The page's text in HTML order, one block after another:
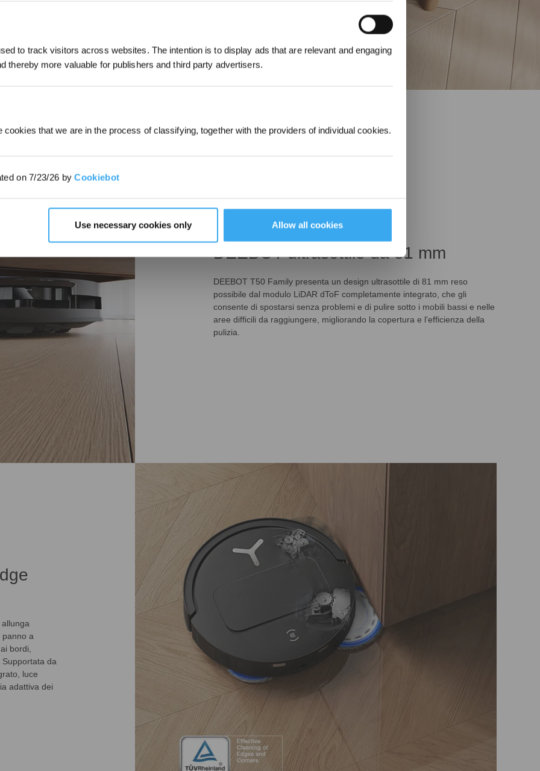
to track visitors across websites. The intention is to display ads that are relevant and engaging
thereby more valuable for publishers and third party advertisers.
cookies that we are in the process of classifying, together with the providers of individual cookies.
on 7/23/26 byCookiebot
Use necessary cookies only Allow all cookies
DEEBOT ultrasottile da 81 mm
DEEBOT T50 Family presenta un design ultrasottile di 81 mm reso
possibile dal modulo LiDAR dToF completamente integrato, che gli
consente di spostarsi senza problemi e di pulire sotto i mobili bassi e nelle
aree difficili da raggiungere, migliorando la copertura e l'efficienza della
pulizia.
a
bordi,
da
luce
adattiva dei
*I nuovi iscritti possono utilizzare 3000 punti per
ottenere uno sconto di 30€ sul primo ordine
quando il pagamento supera i 1000€.